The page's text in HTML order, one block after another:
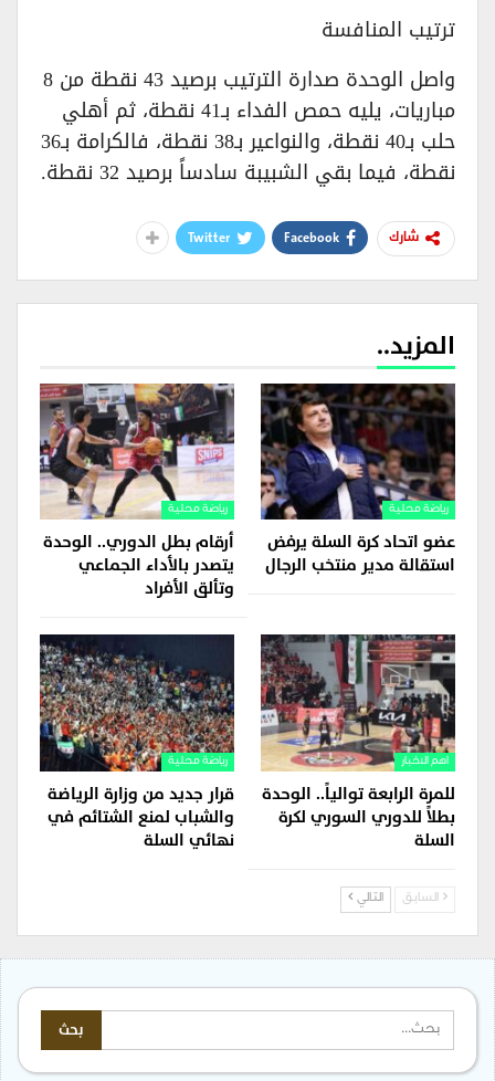
ترتيب المنافسة
واصل الوحدة صدارة الترتيب برصيد 43 نقطة من 8
مباريات، يليه حمص الفداء بـ41 نقطة، ثم أهلي
حلب بـ40 نقطة، والنواعير بـ38 نقطة، فالكرامة بـ36
نقطة، فيما بقي الشبيبة سادساً برصيد 32 نقطة.
شارك Facebook
Twitter
المزيد..
رياضة محلية
عضو اتحاد كرة السلة يرفض
استقالة مدير منتخب الرجال
رياضة محلية
أرقام بطل الدوري.. الوحدة
يتصدر بالأداء الجماعي
وتألق الأفراد
اهم الاخبار
للمرة الرابعة توالياً.. الوحدة
بطلاً للدوري السوري لكرة
السلة
رياضة محلية
قرار جديد من وزارة الرياضة
والشباب لمنع الشتائم في
نهائي السلة
السابق التالي